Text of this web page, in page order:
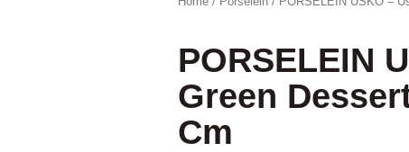
PORSELEIN
Green
Cm